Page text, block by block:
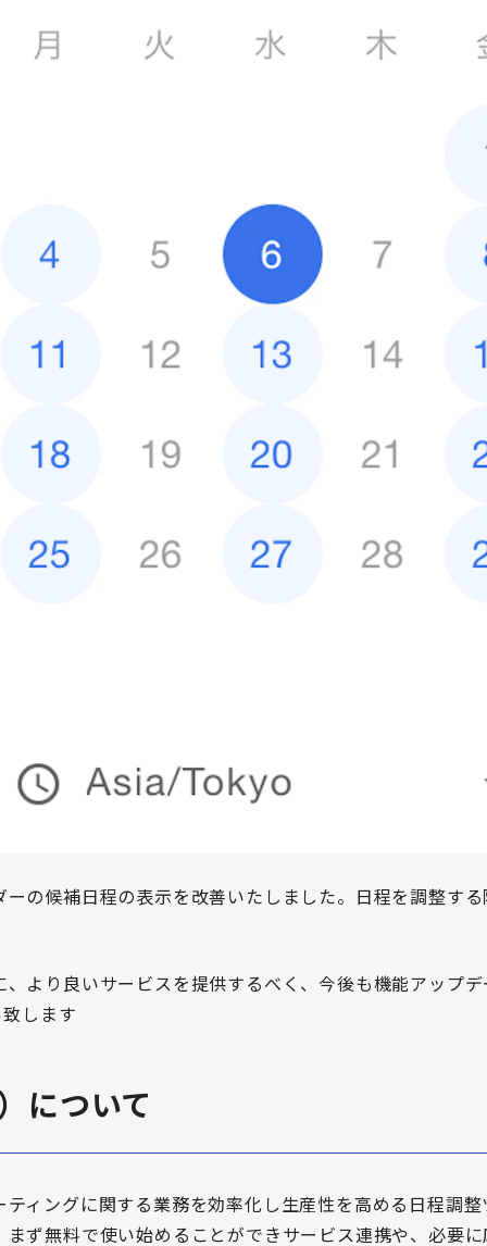
の候補日程の表示を改善いたしました。日程を調整す
より良いサービスを提供するべく、今後も機能アップ
します
について
ィングに関する業務を効率化し生産性を高める日程調
ず無料で使い始めることができサービス連携や、必要